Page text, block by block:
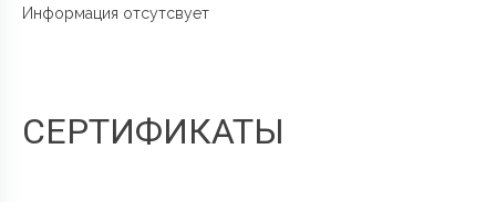
Информация отсутсвует
СЕРТИФИКАТЫ